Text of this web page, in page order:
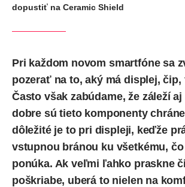
dopustiť na Ceramic Shield
Pri každom novom smartfóne sa
pozerať na to, aký má displej, čip,
Často však zabúdame, že záleží
dobre sú tieto komponenty
dôležité je to pri displeji, keďže
vstupnou bránou ku všetkému,
ponúka. Ak veľmi ľahko praskne
poškriabe, uberá to nielen na